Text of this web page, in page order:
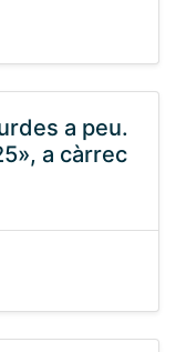
a peu.
a càrrec